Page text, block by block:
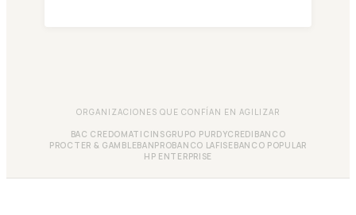
ORGANIZACIONES QUE CONFÍAN EN AGILIZAR
BAC CREDOMATIC INSGRUPO PURDYCREDIBANCO
PROCTER & GAMBLEBANPROBANCO LAFISEBANCO POPULAR
HP ENTERPRISE